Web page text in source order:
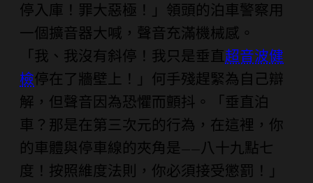
停入庫！罪大惡極！」領頭的泊車警察用
一個擴音器大喊，聲音充滿機械感。
「我、我沒有斜停！我只是垂直超音波健
檢停在了牆壁上！」何手殘趕緊為自己辯
解，但聲音因為恐懼而顫抖。「垂直泊
車？那是在第三次元的行為，在這裡，你
的車體與停車線的夾角是——八十九點七
度！按照維度法則，你必須接受懲罰！」